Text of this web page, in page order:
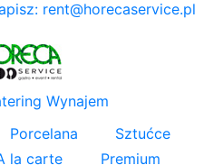
rent@horecaservice.pl
Wynajem
Porcelana
la carte
Sztućce
Premium